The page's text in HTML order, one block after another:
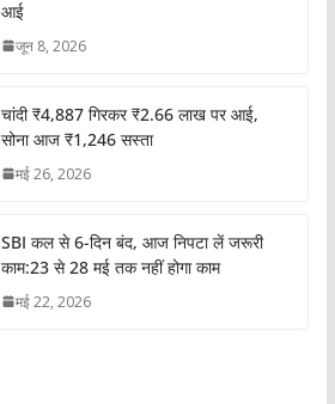
आई
जून 8, 2026
चांदी ₹4,887 गिरकर ₹2.66 लाख पर आई,
सोना आज ₹1,246 सस्ता
मई 26, 2026
SBI कल से 6-दिन बंद, आज निपटा लें जरूरी
काम:23 से 28 मई तक नहीं होगा काम
मई 22, 2026